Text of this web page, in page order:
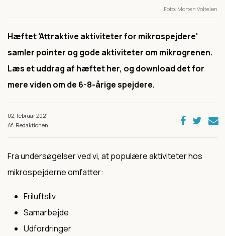
Foto Morten Voltelen
Hæftet 'Attraktive aktiviteter for mikrospejdere'
samler pointer og gode aktiviteter om mikrogrenen.
Læs et uddrag af hæftet her, og download det for
mere viden om de 6-8-årige spejdere.
02. februar 2021
Af: Redaktionen
Fra undersøgelser ved vi, at populære aktiviteter hos
mikrospejderne omfatter:
Friluftsliv
Samarbejde
Udfordringer